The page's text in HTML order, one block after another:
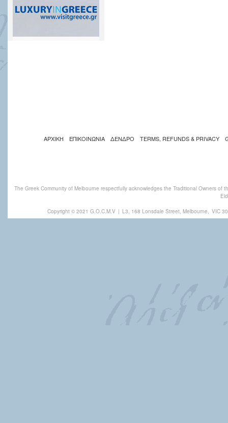
ΑΡΧΙΚΗ ΕΠΙΚΟΙΝΩΝΙΑ ΔΕΝΔΡΟ TERMS, REFUNDS & PRIVACY
The Greek Community of Melbourne respectfully acknowledges the Traditional Owners
Copyright © 2021 G.O.C.M.V | L3, 168 Lonsdale Street, Melbourne, VIC